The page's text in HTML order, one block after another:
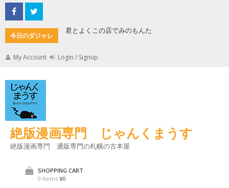
Skip
to
content
今日のダジャレ
君とよくこの店でみのもんた
My Account Login / Signup
絶版漫画専門 じゃんくまうす
絶版漫画専門 通販専門の札幌の古本屋
SHOPPING CART
0 Items ¥0